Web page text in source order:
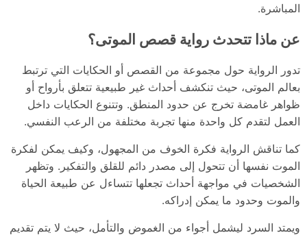
المباشرة.
عن ماذا تتحدث رواية قصص الموتى؟
تدور الرواية حول مجموعة من القصص أو الحكايات التي ترتبط
بعالم الموتى، حيث تنكشف أحداث غير طبيعية تتعلق بأرواح أو
ظواهر غامضة تخرج عن حدود المنطق. وتتنوع الحكايات داخل
العمل لتقدم كل واحدة منها تجربة مختلفة من الرعب النفسي.
كما تناقش الرواية فكرة الخوف من المجهول، وكيف يمكن لفكرة
الموت نفسها أن تتحول إلى مصدر دائم للقلق والتفكير. وتظهر
الشخصيات في مواجهة أحداث تجعلها تتساءل عن طبيعة الحياة
والموت وحدود ما يمكن إدراكه.
ويمتد السرد ليشمل أجواء من الغموض والتأمل، حيث لا يتم تقديم